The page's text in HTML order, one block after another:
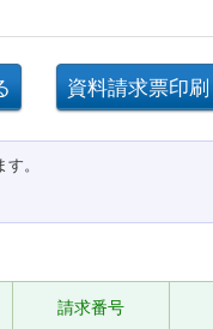
。
請求番号